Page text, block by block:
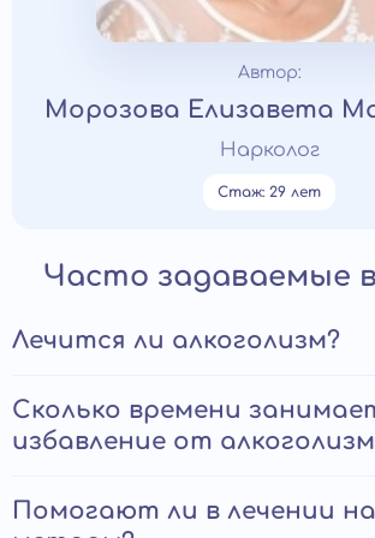
Автор:
Морозова Елизавета
Нарколог
Стаж: 29 лет
Часто задаваемые
Лечится ли алкоголизм?
Да, алкоголизм поддается лечению.
множество методов терапии, включая
медикаментозную терапию,
социальные программы поддержки.
Сколько времени
избавление от
Не существует конкретного ответа
потому что каждый случай алкоголизма
Помогают ли в лечении